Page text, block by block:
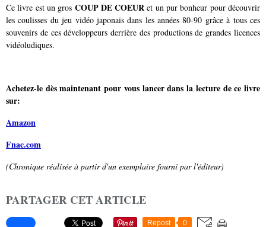
Ce livre est un gros COUP DE COEUR et un pur bonheur pour découvrir
les coulisses du jeu vidéo japonais dans les années 80-90 grâce à tous ces
souvenirs de ces développeurs derrière des productions de grandes licences
vidéoludiques.
Achetez-le dès maintenant pour vous lancer dans la lecture de ce livre
sur:
Amazon
Fnac.com
(Chronique réalisée à partir d'un exemplaire fourni par l'éditeur)
PARTAGER CET ARTICLE
Repost 0